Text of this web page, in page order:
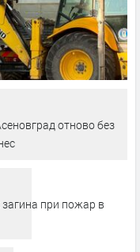
отново без
при пожар в